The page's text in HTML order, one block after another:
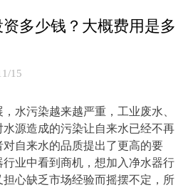
多少钱？大概费用是多
15
水污染越来越严重，工业废水、
源造成的污染让自来水已经不再
自来水的品质提出了更高的要
业中看到商机，想加入净水器行
心缺乏市场经验而摇摆不定，所